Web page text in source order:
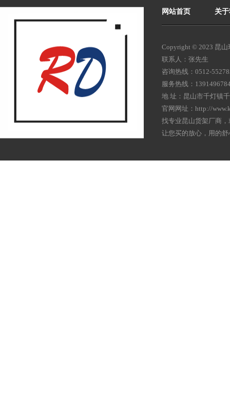
网站首页 关
Copyright © 2023 昆
联系人：张先生
咨询热线：0512-
服务热线：
地 址：昆山市千灯镇
官网网址：http://
找专业昆山货架厂商
让您买的放心，用的